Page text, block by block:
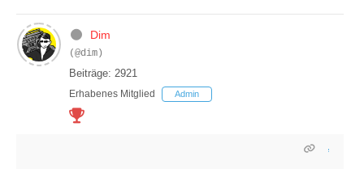
Dim
(@dim)
Beiträge: 2921
Erhabenes Mitglied Admin